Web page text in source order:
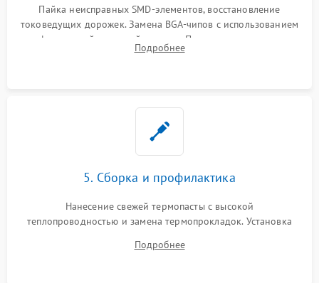
Пайка неисправных SMD-элементов, восстановление
токоведущих дорожек. Замена BGA-чипов с использованием
инфракрасной паяльной станции. Прошивка микросхемы
BIOS или замена поврежденных портов USB
Подробнее
5. Сборка и профилактика
Нанесение свежей термопасты с высокой
теплопроводностью и замена термопрокладок. Установка
шлейфов, модулей памяти и накопителей. Предварительная
Подробнее